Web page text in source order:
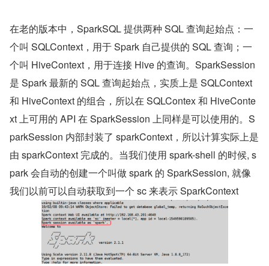
在老的版本中，SparkSQL 提供两种 SQL 查询起始点：一
个叫 SQLContext，用于 Spark 自己提供的 SQL 查询；一
个叫 HiveContext，用于连接 Hive 的查询。SparkSession
是 Spark 最新的 SQL 查询起始点，实质上是 SQLContext
和 HiveContext 的组合，所以在 SQLContex 和 HiveConte
xt 上可用的 API 在 SparkSession 上同样是可以使用的。S
parkSession 内部封装了 sparkContext，所以计算实际上是
由 sparkContext 完成的。当我们使用 spark-shell 的时候, s
park 会自动的创建一个叫做 spark 的 SparkSession, 就像
我们以前可以自动获取到一个 sc 来表示 SparkContext